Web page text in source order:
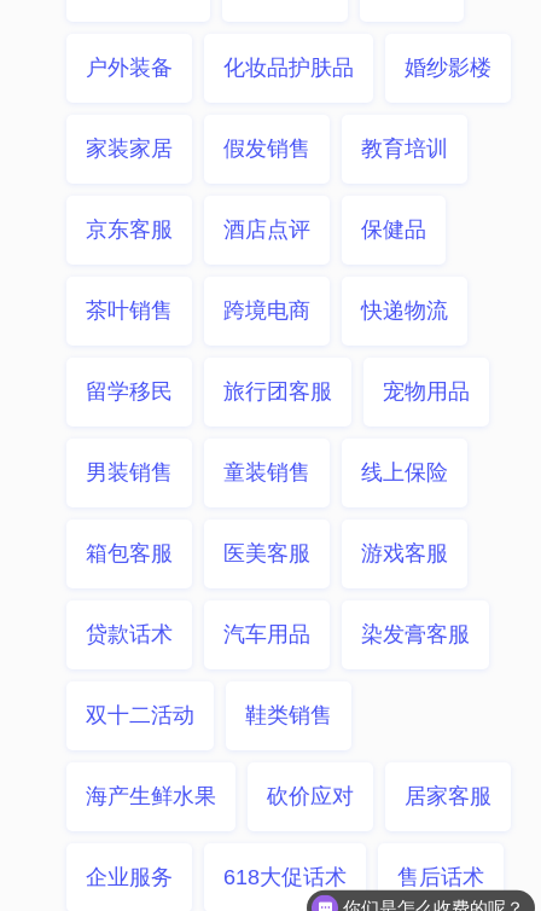
户外装备 化妆品护肤品 婚纱影楼
家装家居 假发销售 教育培训
京东客服 酒店点评 保健品
茶叶销售 跨境电商 快递物流
留学移民 旅行团客服 宠物用品
男装销售 童装销售 线上保险
箱包客服 医美客服 游戏客服
贷款话术 汽车用品 染发膏客服
双十二活动 鞋类销售
海产生鲜水果 砍价应对 居家客服
企业服务 618大促话术 售后话术